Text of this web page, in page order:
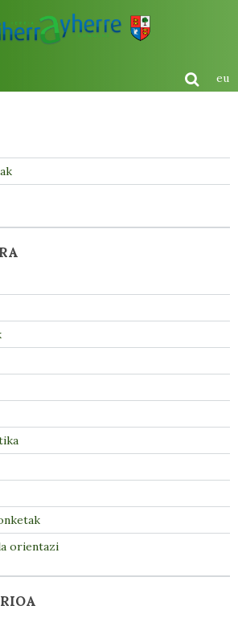
eu
orientazi